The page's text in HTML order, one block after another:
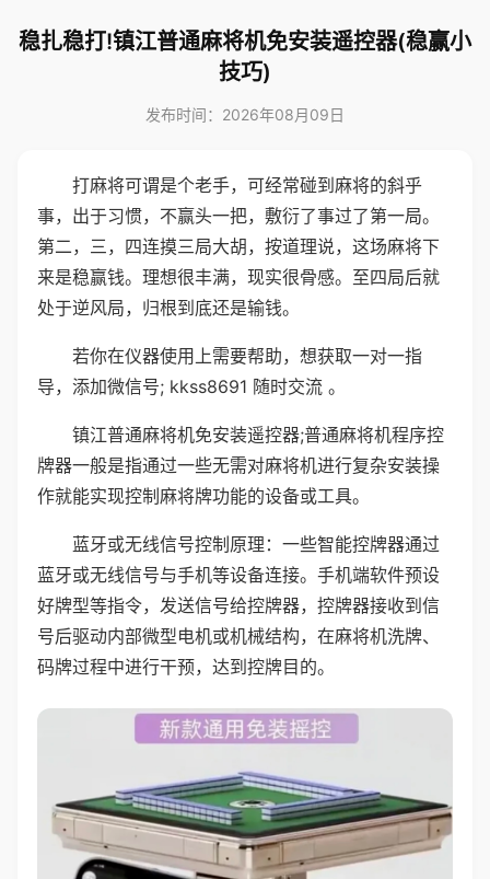
稳扎稳打!镇江普通麻将机免安装遥控器(稳赢小
技巧)
发布时间：2026年08月09日
打麻将可谓是个老手，可经常碰到麻将的斜乎
事，出于习惯，不赢头一把，敷衍了事过了第一局。
第二，三，四连摸三局大胡，按道理说，这场麻将下
来是稳赢钱。理想很丰满，现实很骨感。至四局后就
处于逆风局，归根到底还是输钱。
若你在仪器使用上需要帮助，想获取一对一指
导，添加微信号; kkss8691 随时交流 。
镇江普通麻将机免安装遥控器;普通麻将机程序控
牌器一般是指通过一些无需对麻将机进行复杂安装操
作就能实现控制麻将牌功能的设备或工具。
蓝牙或无线信号控制原理：一些智能控牌器通过
蓝牙或无线信号与手机等设备连接。手机端软件预设
好牌型等指令，发送信号给控牌器，控牌器接收到信
号后驱动内部微型电机或机械结构，在麻将机洗牌、
码牌过程中进行干预，达到控牌目的。